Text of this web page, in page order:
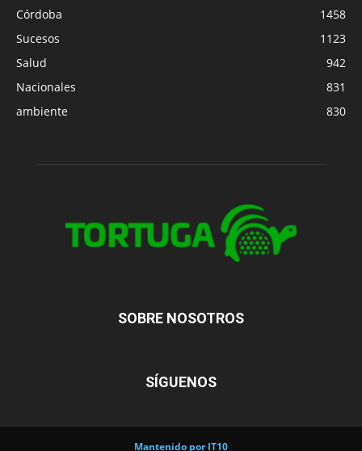
Córdoba
1458
Sucesos
1123
Salud
942
Nacionales
831
ambiente
830
SOBRE NOSOTROS
SÍGUENOS
Mantenido por IT10